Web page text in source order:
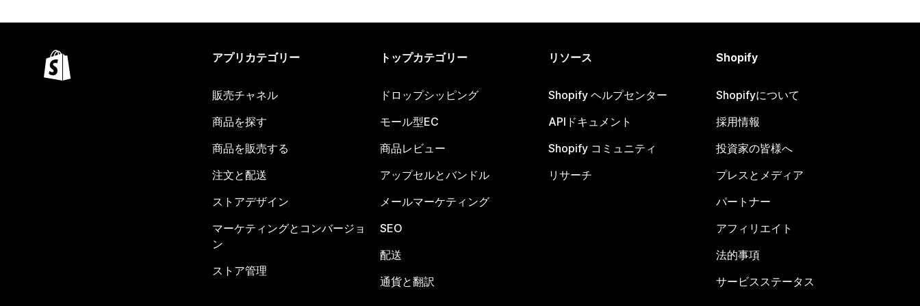
アプリカテゴリー
販売チャネル
商品を探す
商品を販売する
注文と配送
ストアデザイン
マーケティングとコンバージョ
ン
ストア管理
トップカテゴリー
ドロップシッピング
モール型EC
商品レビュー
アップセルとバンドル
メールマーケティング
SEO
配送
通貨と翻訳
リソース
Shopify ヘルプセンター
APIドキュメント
Shopify コミュニティ
リサーチ
Shopify
Shopifyについて
採用情報
投資家の皆様へ
プレスとメディア
パートナー
アフィリエイト
法的事項
サービスステータス